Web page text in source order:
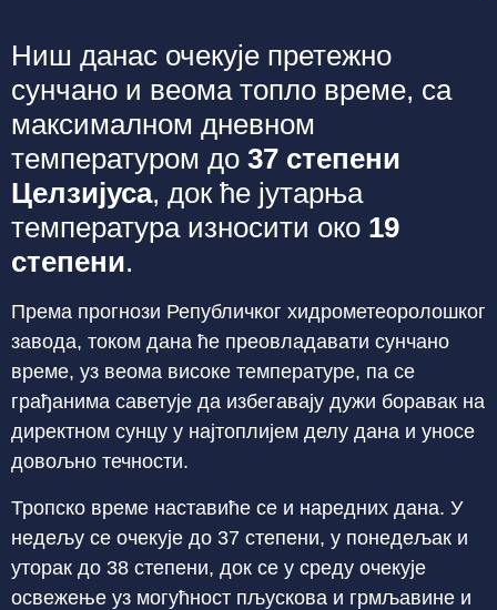
Ниш данас очекује претежно
сунчано и веома топло време, са
максималном дневном
температуром до 37 степени
Целзијуса, док ће јутарња
температура износити око 19
степени.
Према прогнози Републичког хидрометеоролошког
завода, током дана ће преовладавати сунчано
време, уз веома високе температуре, па се
грађанима саветује да избегавају дужи боравак на
директном сунцу у најтоплијем делу дана и уносе
довољно течности.
Тропско време наставиће се и наредних дана. У
недељу се очекује до 37 степени, у понедељак и
уторак до 38 степени, док се у среду очекује
освежење уз могућност пљускова и грмљавине и